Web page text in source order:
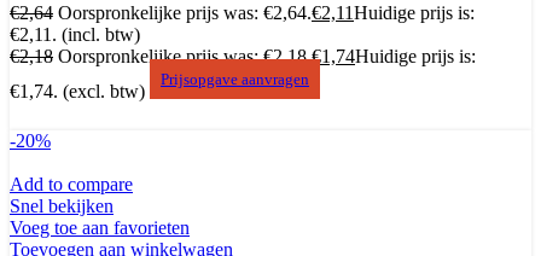
€2,64 Oorspronkelijke prijs was: €2,64.€2,11Huidige prijs is:
€2,11. (incl. btw)
€2,18 Oorspronkelijke prijs was: €2,18.€1,74Huidige prijs is:
€1,74. (excl. btw)
Prijsopgave aanvragen
-20%
Add to compare
Snel bekijken
Voeg toe aan favorieten
Toevoegen aan winkelwagen